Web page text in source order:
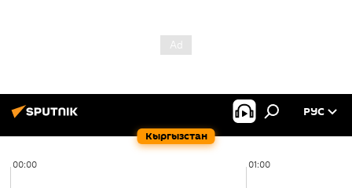
Кыргызстан
РУС
00:00 01:00